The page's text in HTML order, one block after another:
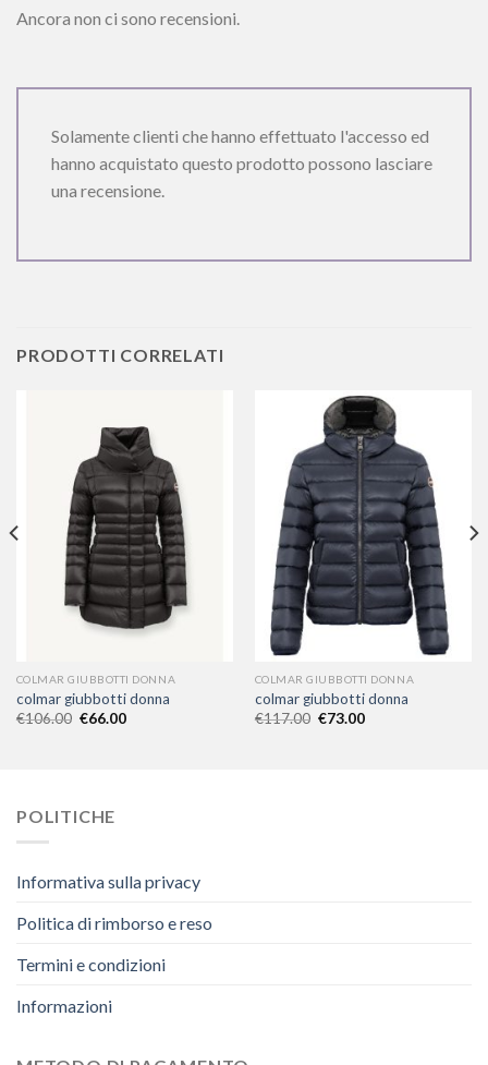
Ancora non ci sono recensioni.
Solamente clienti che hanno effettuato l'accesso ed
hanno acquistato questo prodotto possono lasciare
una recensione.
PRODOTTI CORRELATI
COLMAR GIUBBOTTI DONNA
colmar giubbotti donna
€106.00 €66.00
COLMAR GIUBBOTTI DONNA
colmar giubbotti donna
€117.00 €73.00
POLITICHE
Informativa sulla privacy
Politica di rimborso e reso
Termini e condizioni
Informazioni